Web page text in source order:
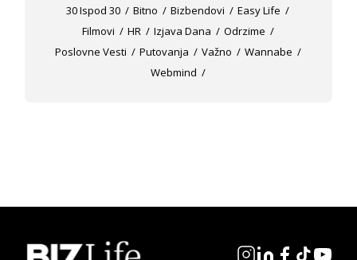
30 Ispod 30 Bitno Bizbendovi
Easy Life
Filmovi
HR Izjava Dana
Odrzime
Poslovne Vesti
Putovanja Važno
Wannabe
Webmind